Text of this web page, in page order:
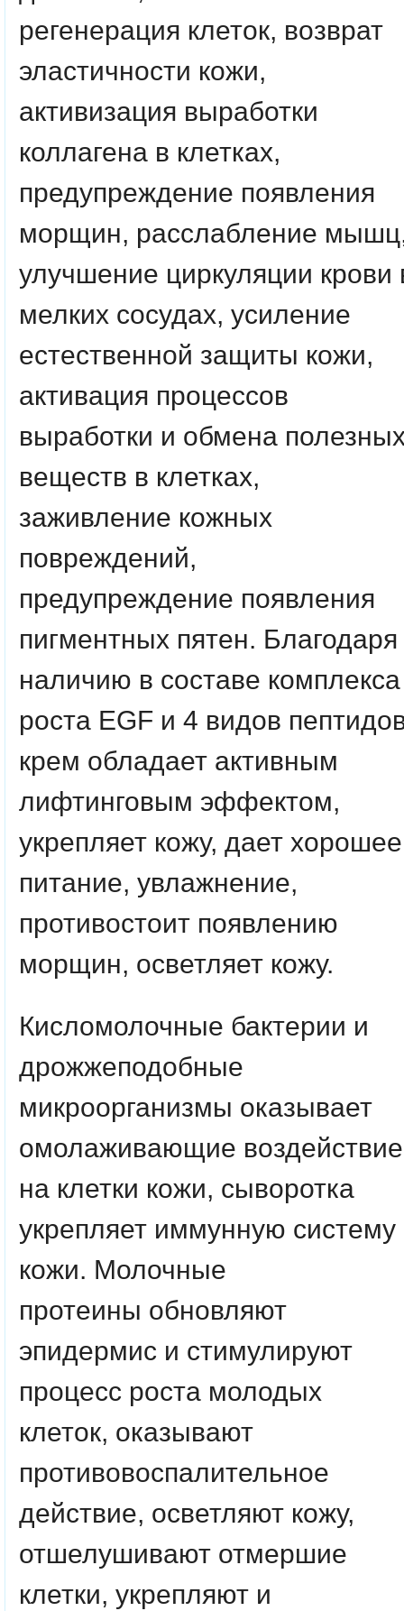
регенерация клеток, возврат
эластичности кожи,
активизация выработки
коллагена в клетках,
предупреждение появления
морщин, расслабление
улучшение циркуляции крови
мелких сосудах, усиление
естественной защиты кожи,
активация процессов
выработки и обмена
веществ в клетках,
заживление кожных
повреждений,
предупреждение появления
пигментных пятен. Благодаря
наличию в составе комплекса
роста EGF и 4 видов
крем обладает активным
лифтинговым эффектом,
укрепляет кожу, дает хорошее
питание, увлажнение,
противостоит появлению
морщин, осветляет кожу.
Кисломолочные бактерии и
дрожжеподобные
микроорганизмы оказывает
омолаживающие воздействие
на клетки кожи, сыворотка
укрепляет иммунную систему
кожи. Молочные
протеины обновляют
эпидермис и стимулируют
процесс роста молодых
клеток, оказывают
противовоспалительное
действие, осветляют кожу,
отшелушивают отмершие
клетки, укрепляют и